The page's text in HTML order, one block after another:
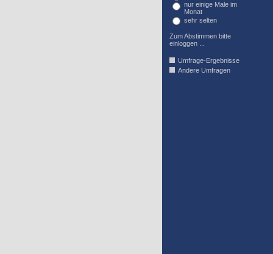
nur einige Male im
Monat
sehr selten
Zum Abstimmen bitte
einloggen ...
Umfrage-Ergebnisse
Andere Umfragen